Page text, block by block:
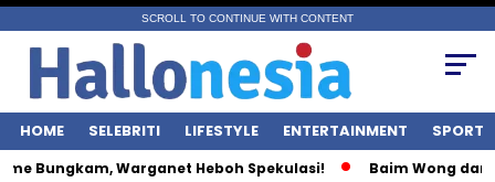
SCROLL TO CONTINUE WITH CONTENT
HOME SELEBRITI LIFESTYLE ENTERTAINMENT SPORT
Bungkam, Warganet Heboh Spekulasi! Baim Wong dan